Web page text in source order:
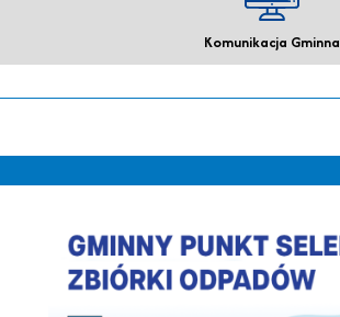
Komunikacja Gminna